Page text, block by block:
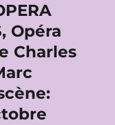
Opéra
Charles